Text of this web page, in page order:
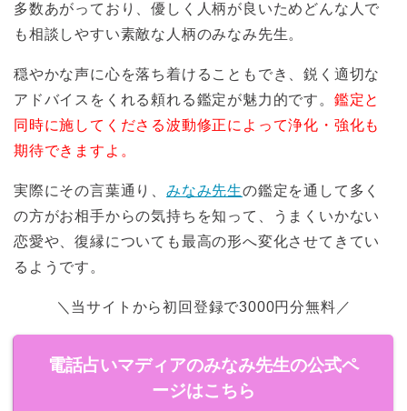
多数あがっており、優しく人柄が良いためどんな人で
も相談しやすい素敵な人柄のみなみ先生。
穏やかな声に心を落ち着けることもでき、鋭く適切な
アドバイスをくれる頼れる鑑定が魅力的です。 鑑定と
同時に施してくださる波動修正によって浄化・強化も
期待できますよ。
実際にその言葉通り、 みなみ先生の鑑定を通して多く
の方がお相手からの気持ちを知って、うまくいかない
恋愛や、復縁についても最高の形へ変化させてきてい
るようです。
＼当サイトから初回登録で3000円分無料／
電話占いマディアのみなみ先生の公式ペ
ージはこちら